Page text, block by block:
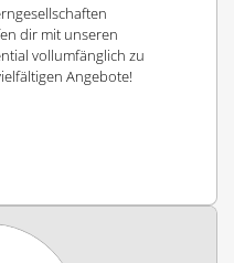
dir mit unseren
vollumfänglich zu
Angebote!